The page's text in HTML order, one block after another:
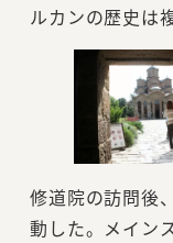
ルカンの歴史は
修道院の訪問後
動した。メイン